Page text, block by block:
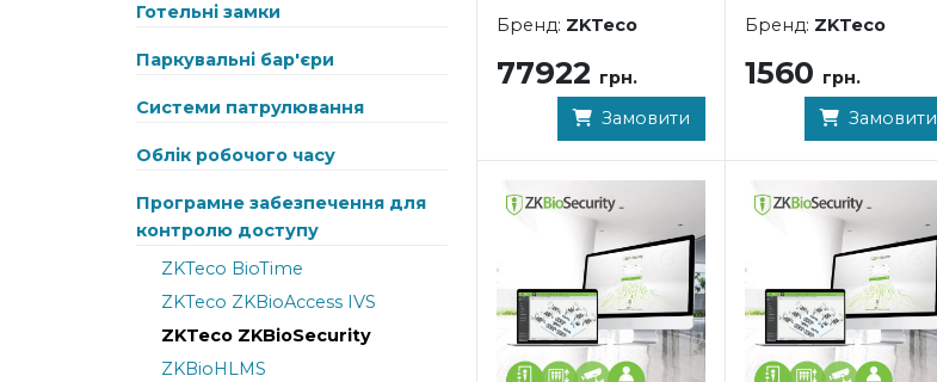
Готельні замки
Паркувальні бар'єри
Системи патрулювання
Облік робочого часу
Програмне забезпечення для
контролю доступу
ZKTeco BioTime
ZKTeco ZKBioAccess IVS
ZKTeco ZKBioSecurity
ZKBioHLMS
Бренд: ZKTeco
77922 грн.
Замовити
Бренд: ZKTeco
1560 грн.
Замовити